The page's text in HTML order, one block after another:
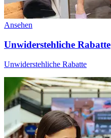
Ansehen
Unwiderstehliche Rabatte
Unwiderstehliche Rabatte